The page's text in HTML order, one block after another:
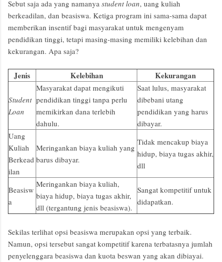
Sebut saja ada yang namanya student loan, uang kuliah
berkeadilan, dan beasiswa. Ketiga program ini sama-sama dapat
memberikan insentif bagi masyarakat untuk mengenyam
pendidikan tinggi, tetapi masing-masing memiliki kelebihan dan
kekurangan. Apa saja?
Jenis Kelebihan Kekurangan
Student
Loan
Masyarakat dapat mengikuti
pendidikan tinggi tanpa perlu
memikirkan dana terlebih
dahulu.
Saat lulus, masyarakat
dibebani utang
pendidikan yang harus
dibayar.
Uang
Kuliah
Berkead
ilan
Meringankan biaya kuliah yang
barus dibayar.
Tidak mencakup biaya
hidup, biaya tugas akhir,
dll
Beasisw
a
Meringankan biaya kuliah,
biaya hidup, biaya tugas akhir,
dll (tergantung jenis beasiswa).
Sangat kompetitif untuk
didapatkan.
Sekilas terlihat opsi beasiswa merupakan opsi yang terbaik.
Namun, opsi tersebut sangat kompetitif karena terbatasnya jumlah
penyelenggara beasiswa dan kuota beswan yang akan dibiayai.